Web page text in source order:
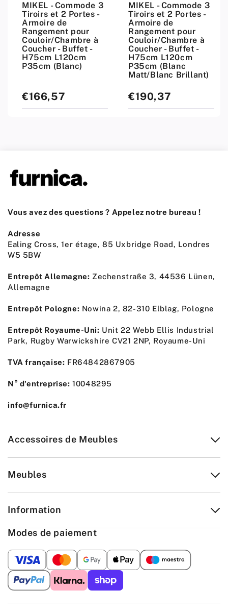
MIKEL - Commode 3
Tiroirs et 2 Portes -
Armoire de
Rangement pour
Couloir/Chambre à
Coucher - Buffet -
H75cm L120cm
P35cm (Blanc)
Prix
standard
€166,57
MIKEL - Commode 3
Tiroirs et 2 Portes -
Armoire de
Rangement pour
Couloir/Chambre à
Coucher - Buffet -
H75cm L120cm
P35cm (Blanc
Matt/Blanc Brillant)
Prix
standard
€190,37
Vous avez des questions ? Appelez notre bureau !
Adresse
Ealing Cross, 1er étage, 85 Uxbridge Road, Londres
W5 5BW
Entrepôt Allemagne: Zechenstraße 3, 44536 Lünen,
Allemagne
Entrepôt Pologne: Nowina 2, 82-310 Elblag, Pologne
Entrepôt Royaume-Uni: Unit 22 Webb Ellis Industrial
Park, Rugby Warwickshire CV21 2NP, Royaume-Uni
TVA française: FR64842867905
N° d'entreprise: 10048295
info@furnica.fr
Accessoires de Meubles
Meubles
Information
Modes de paiement